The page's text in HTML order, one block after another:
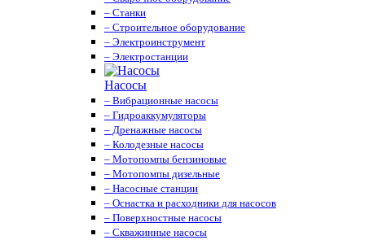
– Станки
– Строительное оборудование
– Электроинструмент
– Электростанции
Насосы
– Вибрационные насосы
– Гидроаккумуляторы
– Дренажные насосы
– Колодезные насосы
– Мотопомпы бензиновые
– Мотопомпы дизельные
– Насосные станции
– Оснастка и расходники для насосов
– Поверхностные насосы
– Скважинные насосы